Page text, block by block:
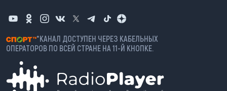
*КАНАЛ ДОСТУПЕН ЧЕРЕЗ КАБЕЛЬНЫХ
ОПЕРАТОРОВ ПО ВСЕЙ СТРАНЕ НА 11-Й КНОПКЕ.